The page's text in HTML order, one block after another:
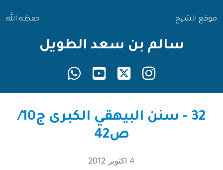
موقع الشيخ حفظه الله
سالم بن سعد الطويل
32 - سنن البيهقي الكبرى ج10/
ص42
4 اكتوبر 2012